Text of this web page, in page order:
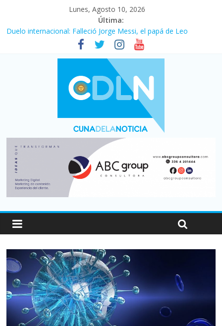
Lunes, Agosto 10, 2026
Última:
La construcción cayó 4,1% en junio y registró su cuarta baja del
Duelo internacional: Falleció Jorge Messi, el papá de Leo
El consumo sigue frenado: las ventas minoristas cayeron 3,8 en
julio y acumulan siete meses en baja
Newell’s cayó 2 a 1 ante Defensa y Justicia en Florencio Varela
por la cuarta fecha del Clausura
El agro argentino logró un récord histórico de exportaciones en
el primer semestre de 2026